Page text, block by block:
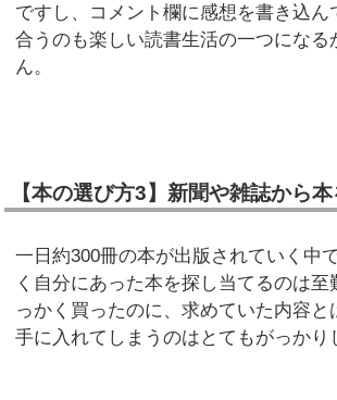
ですし、コメント欄に感想を書き込ん
合うのも楽しい読書生活の一つになる
ん。
【本の選び方3】新聞や雑誌から
一日約300冊の本が出版されていく中
く自分にあった本を探し当てるのは至
っかく買ったのに、求めていた内容と
手に入れてしまうのはとてもがっかり